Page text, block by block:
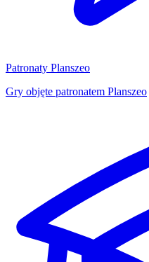
Patronaty Planszeo
Gry objęte patronatem Planszeo